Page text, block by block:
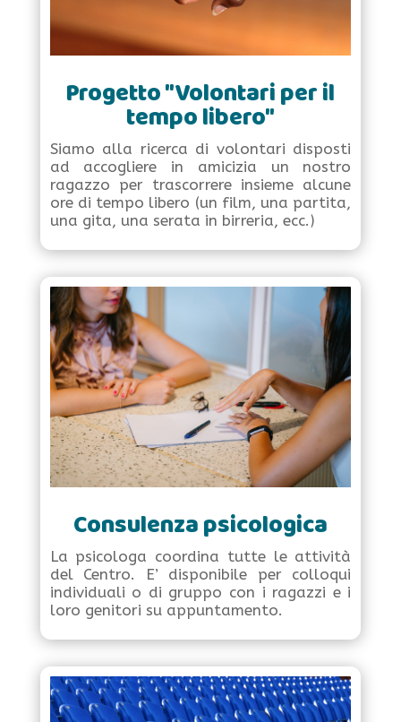
Progetto "Volontari per il
tempo libero"
Siamo alla ricerca di volontari disposti
ad accogliere in amicizia un nostro
ragazzo per trascorrere insieme alcune
ore di tempo libero (un film, una partita,
una gita, una serata in birreria, ecc.)
Consulenza psicologica
La psicologa coordina tutte le attività
del Centro. E’ disponibile per colloqui
individuali o di gruppo con i ragazzi e i
loro genitori su appuntamento.